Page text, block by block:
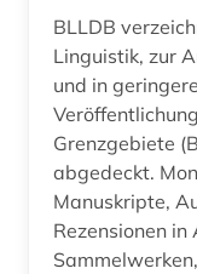
BLLDB
Linguistik, zur
und in
Grenzgebiete
abgedeckt. Monographien, Dissertationen,
Manuskripte,
Rezensionen